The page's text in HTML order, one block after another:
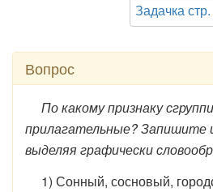
Задачка
Вопрос
По какому признаку
прилагательные? Запишите
выделяя графически
1) Сонный, сосновый,